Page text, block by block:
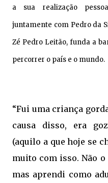
a sua realização
juntamente com Pedro da
Zé Pedro Leitão, funda a
percorrer o país e o mundo.
“Fui uma criança
causa disso, era
(aquilo a que hoje se
muito com isso. Não o
mas aprendi como